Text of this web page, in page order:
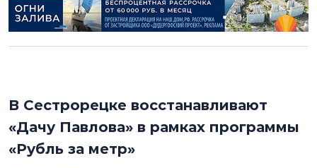
В Сестрорецке восстанавливают
«Дачу Павлова» в рамках программы
«Рубль за метр»